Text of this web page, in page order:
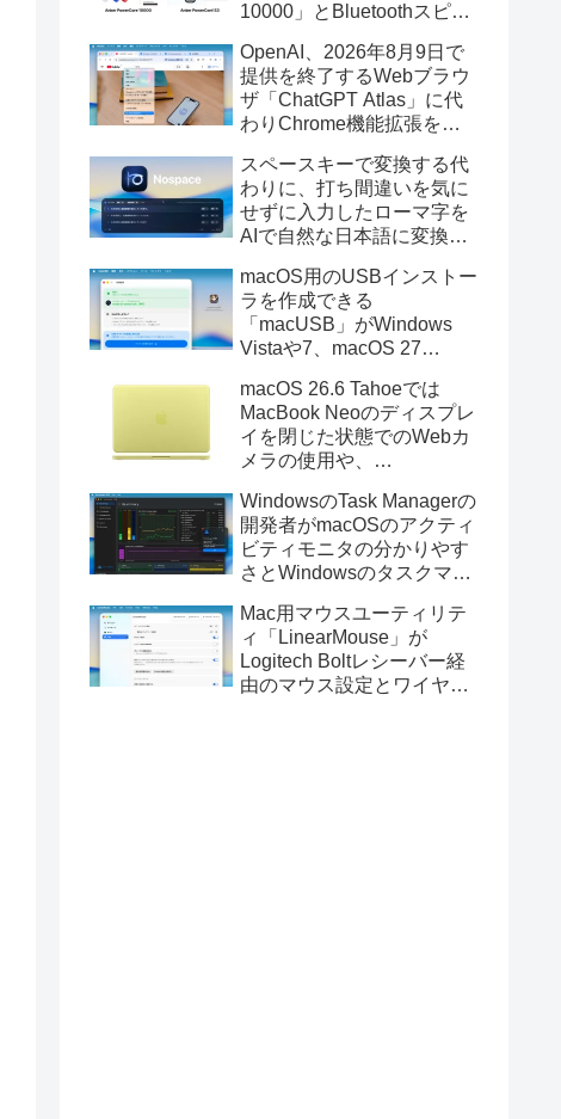
10000」とBluetoothスピー
辺を焼損する火災が6月に3
件発生していたそうなので
注意を。
OpenAI、2026年8月9日で
提供を終了するWebブラウ
ザ「ChatGPT Atlas」に代
わりChrome機能拡張をア
画の質問やAsk ChatGPT機
能を追加。
スペースキーで変換する代
わりに、打ち間違いを気に
せずに入力したローマ字を
AIで自然な日本語に変換し
力アプリ「Nospace」がリ
リース。
macOS用のUSBインストー
ラを作成できる
「macUSB」がWindows
Vistaや7、macOS 27
トーラの作成に対応。
macOS 26.6 Tahoeでは
MacBook Neoのディスプレ
イを閉じた状態でのWebカ
メラの使用や、
利用しMacBook Neoを復元
する際の安定性が向上。
WindowsのTask Managerの
開発者がmacOSのアクティ
ビティモニタの分かりやす
さとWindowsのタスクマネ
Mac用システムモニタアプ
リ「Task Manager TMOG」
のBeta版を公開。
Mac用マウスユーティリテ
ィ「LinearMouse」が
Logitech Boltレシーバー経
由のマウス設定とワイヤレ